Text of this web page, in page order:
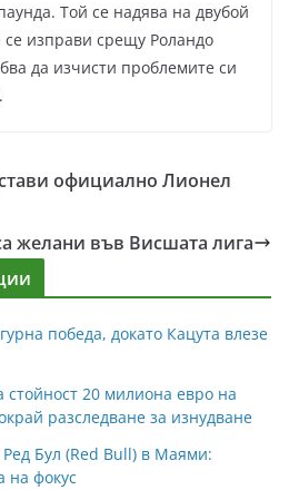
Той се надява на двубой
изправи срещу Роландо
да изчисти проблемите си
официално Лионел
желани във Висшата лига
победа, докато Кацута влезе
стойност 20 милиона евро на
разследване за изнудване
Бул (Red Bull) в Маями:
на фокус